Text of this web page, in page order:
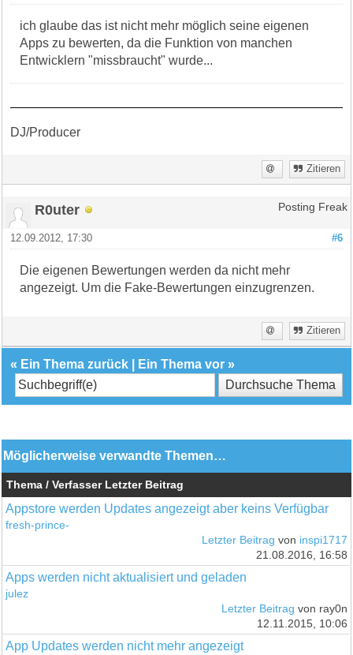
ich glaube das ist nicht mehr möglich seine eigenen
Apps zu bewerten, da die Funktion von manchen
Entwicklern "missbraucht" wurde...
DJ/Producer
Zitieren
R0uter Posting Freak
#6
12.09.2012, 17:30
Die eigenen Bewertungen werden da nicht mehr
angezeigt. Um die Fake-Bewertungen einzugrenzen.
Zitieren
« Ein Thema zurück Ein Thema vor »
Möglicherweise verwandte Themen…
Thema / Verfasser Letzter Beitrag
Appstore werden Updates angezeigt aber keins Verfügbar
fresh-prince-
Letzter Beitrag von inspi1717
21.08.2016, 16:58
Apps werden nicht aktualisiert und geladen
julez
Letzter Beitrag von ray0n
12.11.2015, 10:06
App Updates werden nicht mehr angezeigt